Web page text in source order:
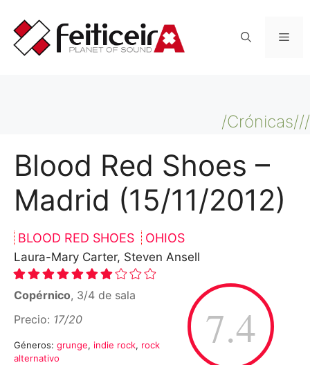
contenido
/Crónicas///
Blood Red Shoes –
Madrid (15/11/2012)
BLOOD RED SHOES OHIOS
Laura-Mary Carter, Steven Ansell
7.4
Copérnico, 3/4 de sala
Precio: 17/20
Géneros: grunge, indie rock, rock
alternativo